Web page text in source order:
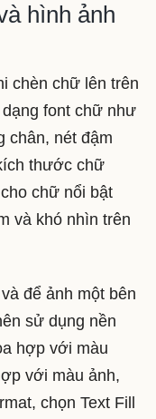
hình ảnh
chèn chữ lên trên
font chữ như
chân, nét đậm
thước chữ
chữ nổi bật
và khó nhìn trên
để ảnh một bên
sử dụng nền
hợp với màu
với màu ảnh,
chọn Text Fill